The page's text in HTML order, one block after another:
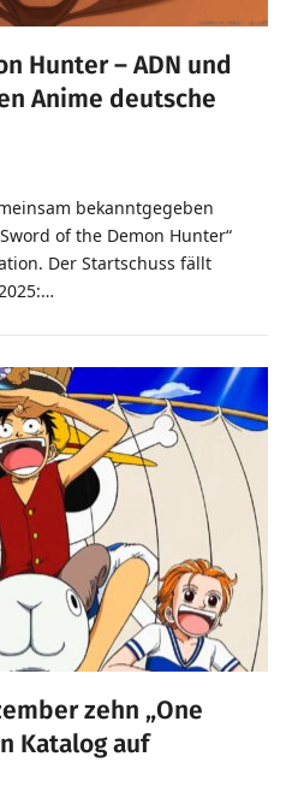
Hunter – ADN und
Anime deutsche
bekanntgegeben
of the Demon Hunter“
Der Startschuss fällt
zehn „One
Katalog auf